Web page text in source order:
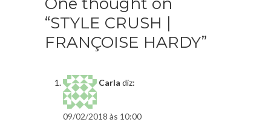
“STYLE CRUSH |
FRANÇOISE HARDY”
Carla diz:
09/02/2018 às 10:00